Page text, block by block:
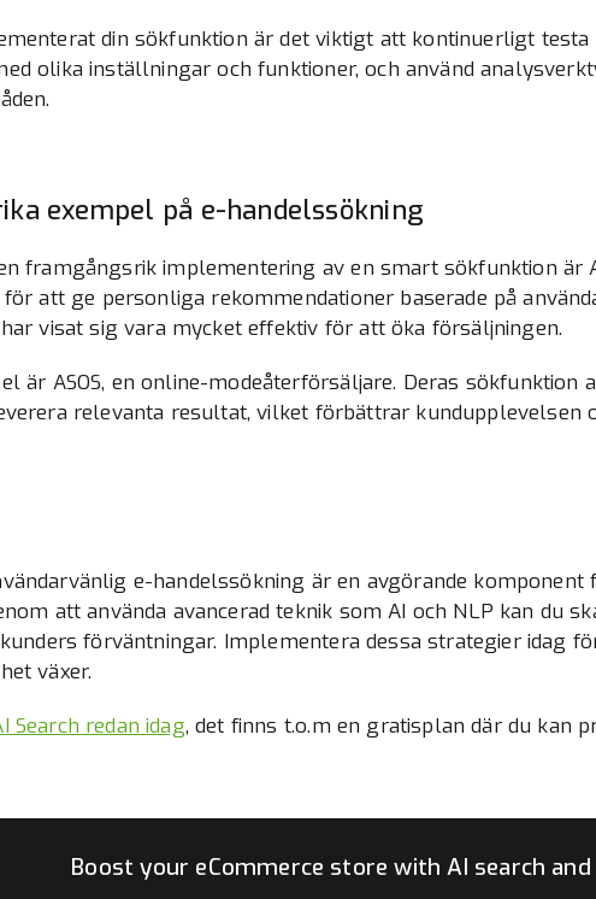
din sökfunktion är det viktigt att kontinuerligt
olika inställningar och funktioner, och använd
exempel på e-handelssökning
framgångsrik implementering av en smart sökfunktion är
att ge personliga rekommendationer baserade på
visat sig vara mycket effektiv för att öka försäljningen.
är ASOS, en online-modeåterförsäljare. Deras
relevanta resultat, vilket förbättrar kundupplevelsen
e-handelssökning är en avgörande
att använda avancerad teknik som AI och NLP kan du
förväntningar. Implementera dessa strategier idag
växer.
Search redan idag, det finns t.o.m en gratisplan där du kan
Boost your eCommerce store with AI search